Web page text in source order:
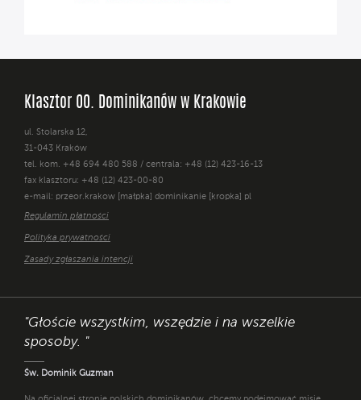
Klasztor OO. Dominikanów w Krakowie
ul. Stolarska 12,
31-043 Kraków
tel. kom. +48 694 480 588 / centrala: +48 (12) 423-16-13
fax klasztoru: +48 (12) 423-00-80
e-mail: przeor.krakow [małpka] dominikanie [kropka] pl
Regulamin płatności
Polityka prywatności
Zasady zgłaszania intencji
"Głoście wszystkim, wszędzie i na wszelkie
sposoby. "
Św. Dominik Guzman